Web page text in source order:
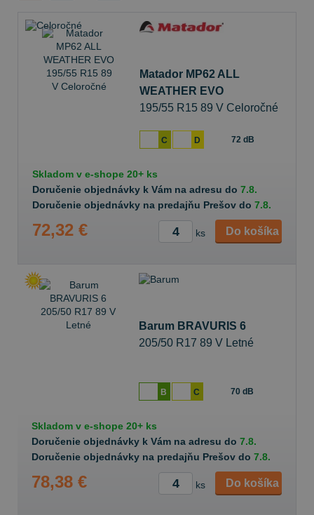
Matador MP62 ALL
WEATHER EVO
195/55 R15 89 V Celoročné
C D 72 dB
Skladom v e-shope 20+ ks
Doručenie objednávky k Vám na adresu do 7.8.
Doručenie objednávky na predajňu Prešov do 7.8.
72,32 € ks Do košíka
Barum BRAVURIS 6
205/50 R17 89 V Letné
B C 70 dB
Skladom v e-shope 20+ ks
Doručenie objednávky k Vám na adresu do 7.8.
Doručenie objednávky na predajňu Prešov do 7.8.
78,38 € ks Do košíka